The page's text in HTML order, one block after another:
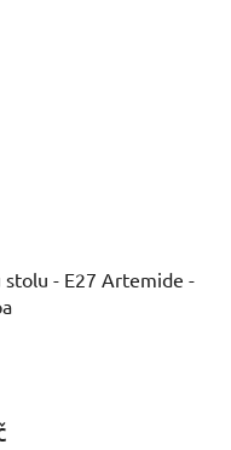
- E27 Artemide -